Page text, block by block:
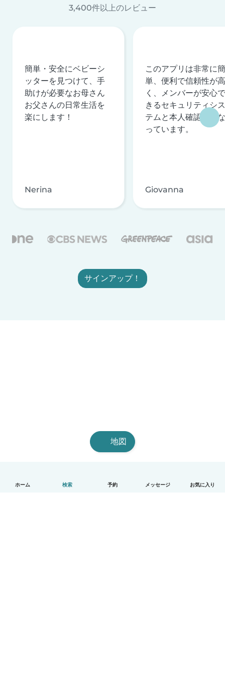
ホーム 検索 予約 メッセージ お気に入り
3,400件以上のレビュー
簡単・安全にベビーシ
ッターを見つけて、手
助けが必要なお母さん
お父さんの日常生活を
楽にします！
Nerina
このアプリは非常に簡
単、便利で信頼性が高
く、メンバーが安心で
きるセキュリティシス
テムと本人確認を行な
っています。
Giovanna
サインアップ！
地図